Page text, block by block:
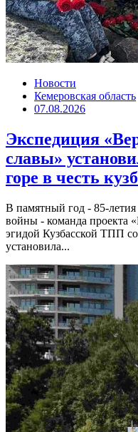
Новости
Кемеровская область
07.08.2026
Экспедиция
славы»
горе в честь
В памятный год - 85-
войны - команда проекта
эгидой Кузбасской ТПП
установила...